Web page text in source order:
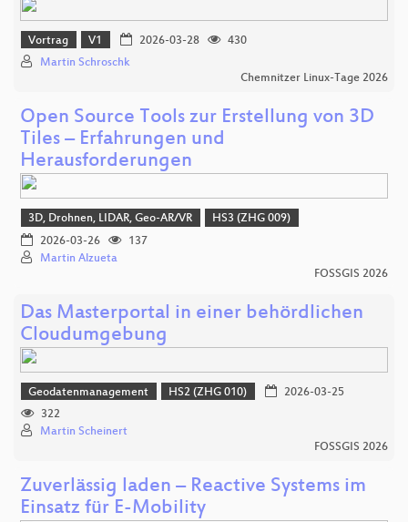
Vortrag V1 2026-03-28
430
Martin Schroschk
Chemnitzer Linux-Tage 2026
Open Source Tools zur Erstellung von 3D
Tiles – Erfahrungen und
Herausforderungen
3D, Drohnen, LIDAR, Geo-AR/VR
HS3 (ZHG 009)
2026-03-26
137
Martin Alzueta
FOSSGIS 2026
Das Masterportal in einer behördlichen
Cloudumgebung
Geodatenmanagement HS2 (ZHG 010)
2026-03-25
322
Martin Scheinert
FOSSGIS 2026
Zuverlässig laden – Reactive Systems im
Einsatz für E-Mobility